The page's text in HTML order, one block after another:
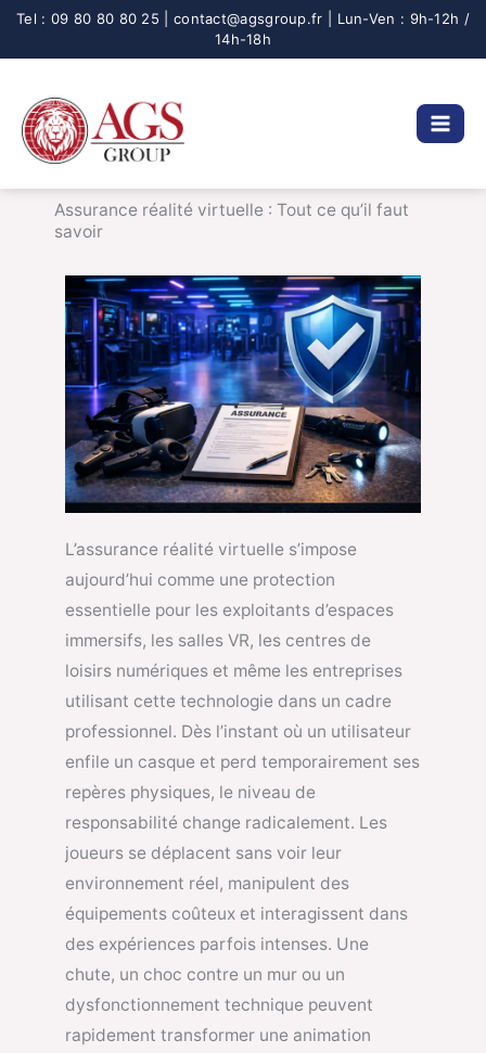
Aller
Assurance réalité virtuelle : Tout ce qu’il faut
savoir
L’assurance réalité virtuelle s’impose
aujourd’hui comme une protection
essentielle pour les exploitants d’espaces
immersifs, les salles VR, les centres de
loisirs numériques et même les entreprises
utilisant cette technologie dans un cadre
professionnel. Dès l’instant où un utilisateur
enfile un casque et perd temporairement ses
repères physiques, le niveau de
responsabilité change radicalement. Les
joueurs se déplacent sans voir leur
environnement réel, manipulent des
équipements coûteux et interagissent dans
des expériences parfois intenses. Une
chute, un choc contre un mur ou un
dysfonctionnement technique peuvent
rapidement transformer une animation